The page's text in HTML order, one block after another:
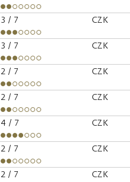
3 / 7 CZK
3 / 7 CZK
2 / 7 CZK
2 / 7 CZK
4 / 7 CZK
2 / 7 CZK
2 / 7 CZK